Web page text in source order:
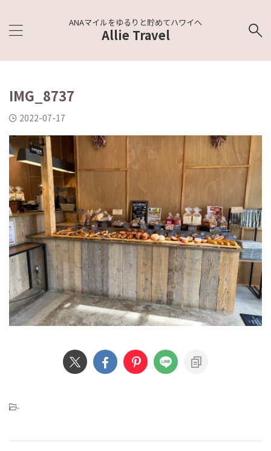
ANAマイルをゆるりと貯めてハワイへ
Allie Travel
IMG_8737
2022-07-17
-